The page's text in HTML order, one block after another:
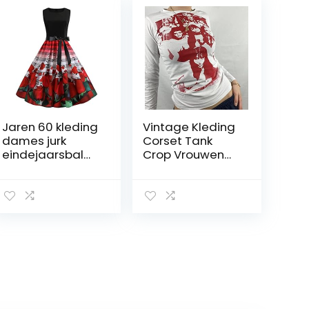
Jaren 60 kleding
dames jurk
eindejaarsbal
avondprint O
Vintage Kleding
Corset Tank
Crop Vrouwen
Grunge Fairy